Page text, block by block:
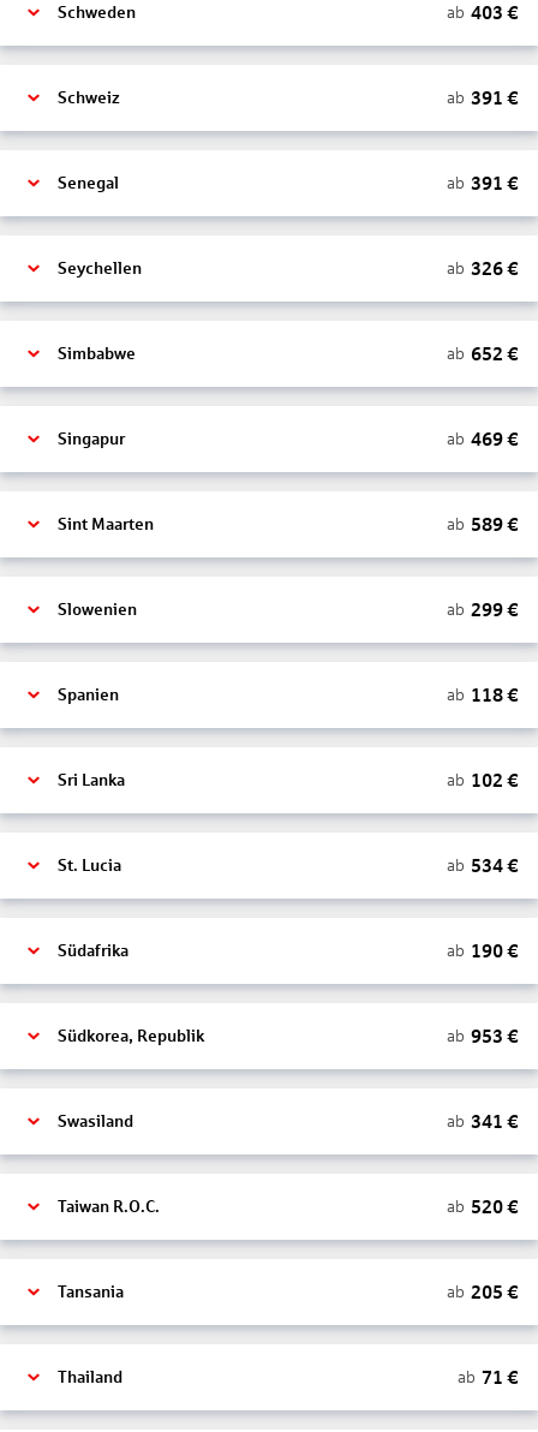
Schweden ab 403 €
Schweiz ab 391 €
Senegal ab 391 €
Seychellen ab 326€
Simbabwe ab 652 €
Singapur ab 469€
Sint Maarten ab 589€
Slowenien ab 299€
Spanien ab 118€
Sri Lanka ab 102 €
St. Lucia ab 534€
Südafrika ab 190€
Südkorea, Republik ab 953 €
Swasiland ab 341 €
Taiwan R.O.C. ab 520€
Tansania ab 205 €
Thailand ab 71 €